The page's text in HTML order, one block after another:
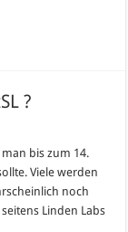
?
bis zum 14.
Viele werden
noch
Linden Labs